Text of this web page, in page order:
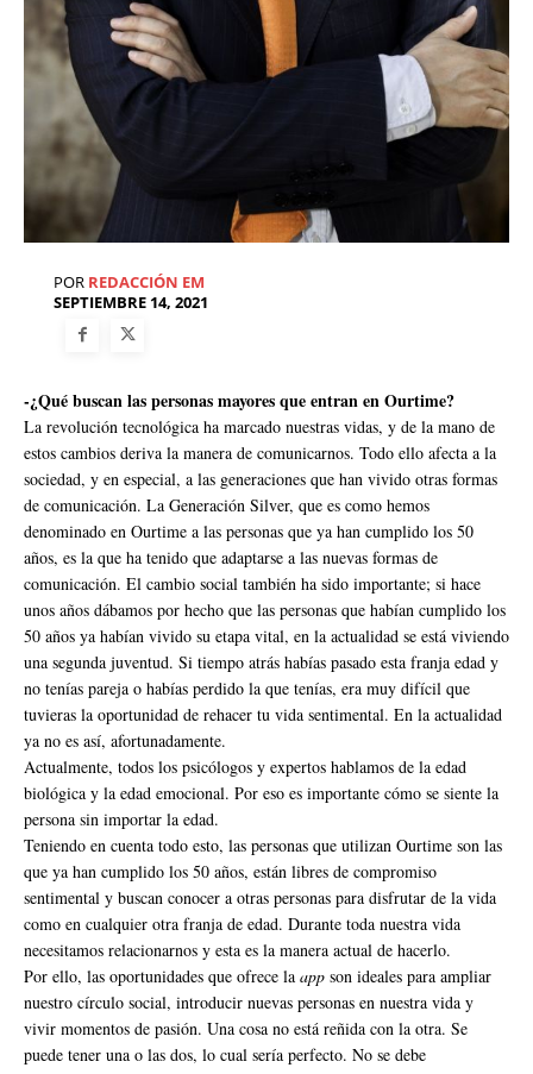
POR REDACCIÓN EM
SEPTIEMBRE 14, 2021
-¿Qué buscan las personas mayores que entran en Ourtime?
La revolución tecnológica ha marcado nuestras vidas, y de la mano de
estos cambios deriva la manera de comunicarnos. Todo ello afecta a la
sociedad, y en especial, a las generaciones que han vivido otras formas
de comunicación. La Generación Silver, que es como hemos
denominado en Ourtime a las personas que ya han cumplido los 50
años, es la que ha tenido que adaptarse a las nuevas formas de
comunicación. El cambio social también ha sido importante; si hace
unos años dábamos por hecho que las personas que habían cumplido los
50 años ya habían vivido su etapa vital, en la actualidad se está viviendo
una segunda juventud. Si tiempo atrás habías pasado esta franja edad y
no tenías pareja o habías perdido la que tenías, era muy difícil que
tuvieras la oportunidad de rehacer tu vida sentimental. En la actualidad
ya no es así, afortunadamente.
Actualmente, todos los psicólogos y expertos hablamos de la edad
biológica y la edad emocional. Por eso es importante cómo se siente la
persona sin importar la edad.
Teniendo en cuenta todo esto, las personas que utilizan Ourtime son las
que ya han cumplido los 50 años, están libres de compromiso
sentimental y buscan conocer a otras personas para disfrutar de la vida
como en cualquier otra franja de edad. Durante toda nuestra vida
necesitamos relacionarnos y esta es la manera actual de hacerlo.
Por ello, las oportunidades que ofrece la app son ideales para ampliar
nuestro círculo social, introducir nuevas personas en nuestra vida y
vivir momentos de pasión. Una cosa no está reñida con la otra. Se
puede tener una o las dos, lo cual sería perfecto. No se debe